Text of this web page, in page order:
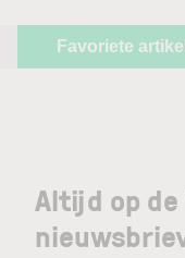
Favoriete
Altijd op